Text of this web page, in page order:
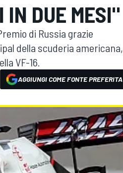
IN DUE MESI"
di Russia grazie
della scuderia americana,
VF-16.
AGGIUNGI COME FONTE PREFERITA